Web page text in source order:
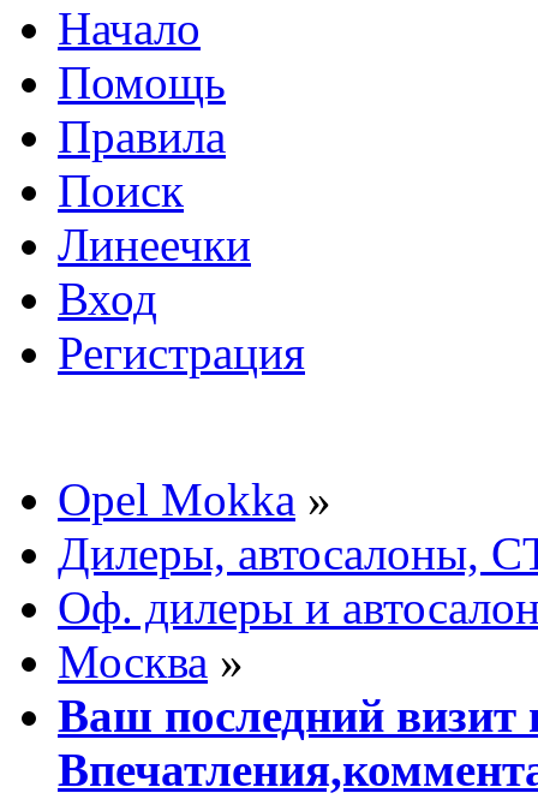
Начало
Помощь
Правила
Поиск
Линеечки
Вход
Регистрация
Opel Mokka »
Дилеры, автосалоны,
Оф. дилеры и
Москва »
Ваш последний